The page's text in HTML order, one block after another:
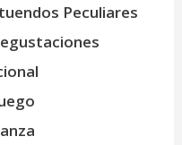
Peculiares